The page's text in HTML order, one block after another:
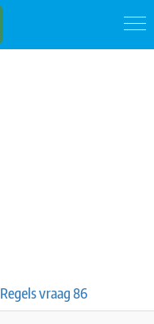
Regels vraag 86